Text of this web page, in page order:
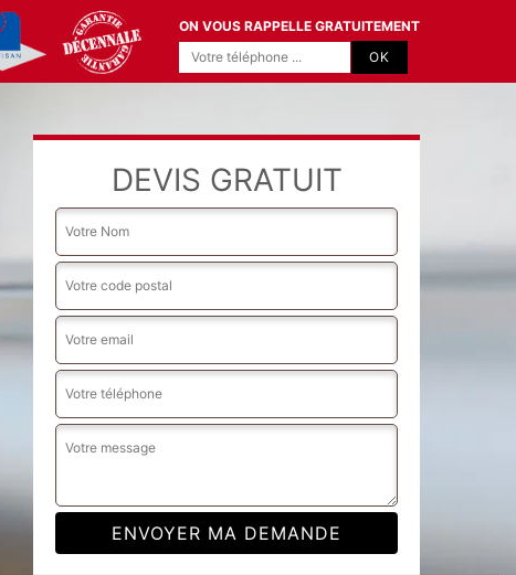
ON VOUS RAPPELLE GRATUITEMENT
DEVIS GRATUIT